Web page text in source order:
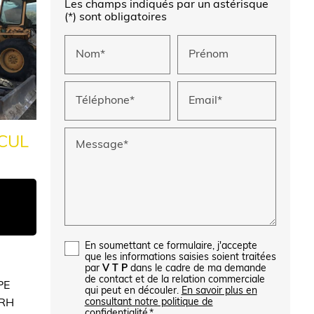
Les champs indiqués par un astérisque
(*) sont obligatoires
Nom* Prénom
Téléphone* Email*
Message*
En soumettant ce formulaire, j'accepte
que les informations saisies soient traitées
par V T Pdans le cadre de ma demande
de contact et de la relation commerciale
qui peut en découler. En savoir plus en
consultant notre politique de